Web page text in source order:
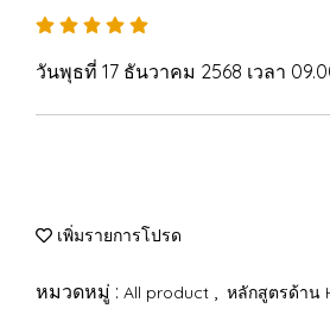
วันพุธที่ 17 ธันวาคม 2568 เวลา
เพิ่มรายการโปรด
หมวดหมู่ : All product , หลักสูตรด้าน